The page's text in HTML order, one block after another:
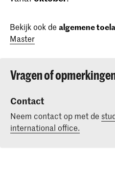
Bekijk ook de algemene
Master
Vragen of
Contact
Neem contact op met de
international office.